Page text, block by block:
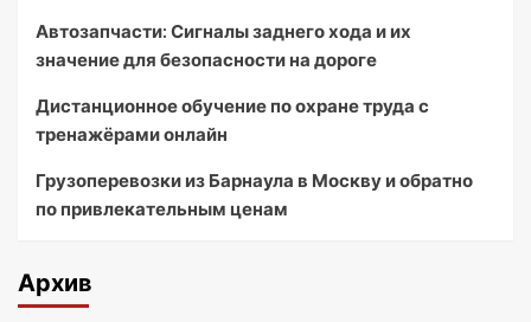
Автозапчасти: Сигналы заднего хода и их
значение для безопасности на дороге
Дистанционное обучение по охране труда с
тренажёрами онлайн
Грузоперевозки из Барнаула в Москву и обратно
по привлекательным ценам
Архив